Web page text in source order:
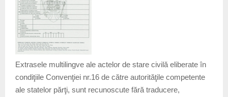
Extrasele multilingve ale actelor de stare civilă eliberate în
condiţiile Convenţiei nr.16 de către autorităţile competente
ale statelor părţi, sunt recunoscute fără traducere,